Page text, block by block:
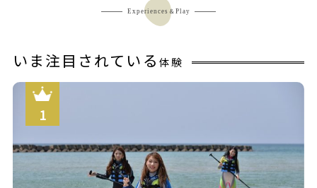
Experiences＆Play
いま注目されている 体験